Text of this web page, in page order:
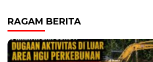
RAGAM BERITA